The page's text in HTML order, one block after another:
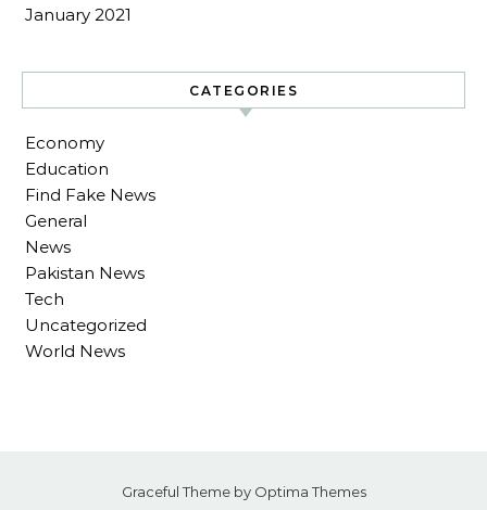
January 2021
CATEGORIES
Economy
Education
Find Fake News
General
News
Pakistan News
Tech
Uncategorized
World News
Graceful Theme by Optima Themes